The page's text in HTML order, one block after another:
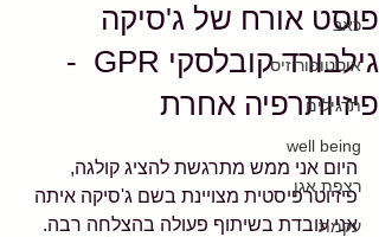
כאב
אוסטופורוזיס
תרגילים
well being
רצפת אגן
עקמת
פוסט אורח של ג'סיקה
גילבורד קובלסקי GPR -
פיזיותרפיה אחרת
היום אני ממש מתרגשת להציג קולגה,
פיזיוטרפיסטית מצויינת בשם ג'סיקה איתה
אני עובדת בשיתוף פעולה בהצלחה רבה.